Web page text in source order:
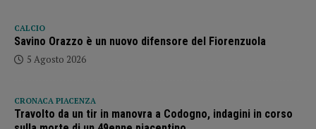
CALCIO
Savino Orazzo è un nuovo difensore del Fiorenzuola
5 Agosto 2026
CRONACA PIACENZA
Travolto da un tir in manovra a Codogno, indagini in corso